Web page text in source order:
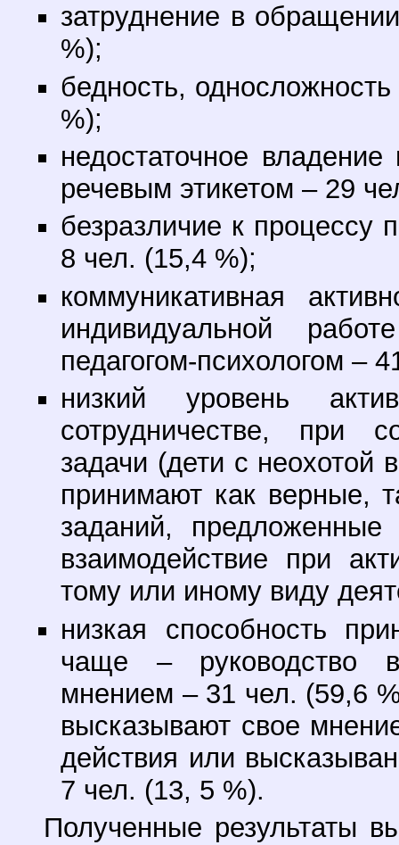
затруднение в
%);
бедность,
%);
недостаточное
речевым этикетом – 29
безразличие к процессу
8 чел. (15,4 %);
коммуникативная
индивидуальной
педагогом-психологом –
низкий уровень
сотрудничестве, при
задачи (дети с неохотой
принимают как верные,
заданий, предложенные
взаимодействие при
тому или иному виду
низкая способность
чаще – руководство
мнением – 31 чел. (59,6
высказывают свое
действия или
7 чел. (13, 5 %).
Полученные результаты